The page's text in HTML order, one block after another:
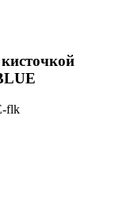
flk